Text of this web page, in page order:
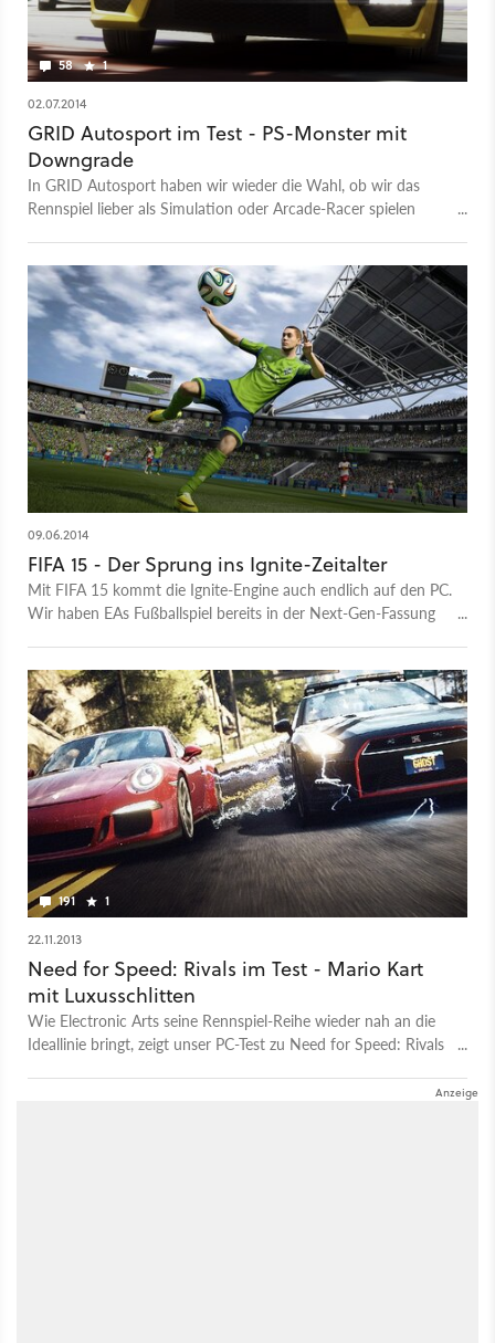
58 1
02.07.2014
GRID Autosport im Test - PS-Monster mit
Downgrade
In GRID Autosport haben wir wieder die Wahl, ob wir das
Rennspiel lieber als Simulation oder Arcade-Racer spielen
09.06.2014
FIFA 15 - Der Sprung ins Ignite-Zeitalter
Mit FIFA 15 kommt die Ignite-Engine auch endlich auf den PC.
Wir haben EAs Fußballspiel bereits in der Next-Gen-Fassung
191 1
22.11.2013
Need for Speed: Rivals im Test - Mario Kart
mit Luxusschlitten
Wie Electronic Arts seine Rennspiel-Reihe wieder nah an die
Ideallinie bringt, zeigt unser PC-Test zu Need for Speed: Rivals